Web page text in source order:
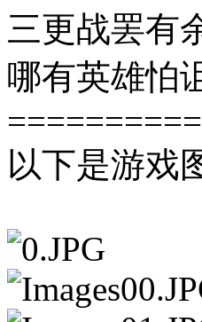
三更战罢
哪有英雄
以下是游戏